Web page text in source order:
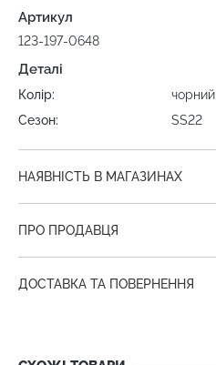
Артикул
123-197-0648
Деталі
Колір:
чорний
Сезон:
SS22
НАЯВНІСТЬ В МАГАЗИНАХ
ПРО ПРОДАВЦЯ
ДОСТАВКА ТА ПОВЕРНЕННЯ